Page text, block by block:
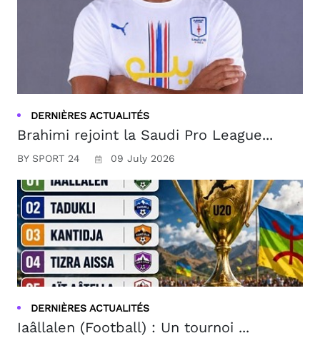
DERNIÈRES ACTUALITÉS
Brahimi rejoint la Saudi Pro League...
BY SPORT 24 09 July 2026
DERNIÈRES ACTUALITÉS
Iaâllalen (Football) : Un tournoi ...